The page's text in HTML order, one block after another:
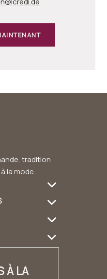
tradition
la mode.
À LA